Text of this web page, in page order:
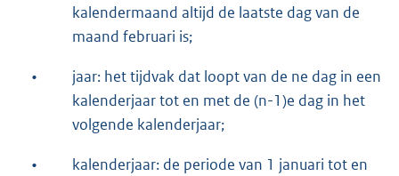
kalendermaand altijd de laatste dag van de
maand februari is;
•
jaar: het tijdvak dat loopt van de ne dag in een
kalenderjaar tot en met de (n-1)e dag in het
volgende kalenderjaar;
•
kalenderjaar: de periode van 1 januari tot en